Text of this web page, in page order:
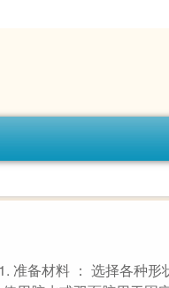
准备材料 ： 选择各种